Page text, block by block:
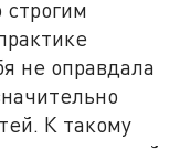
не оправдала
К такому